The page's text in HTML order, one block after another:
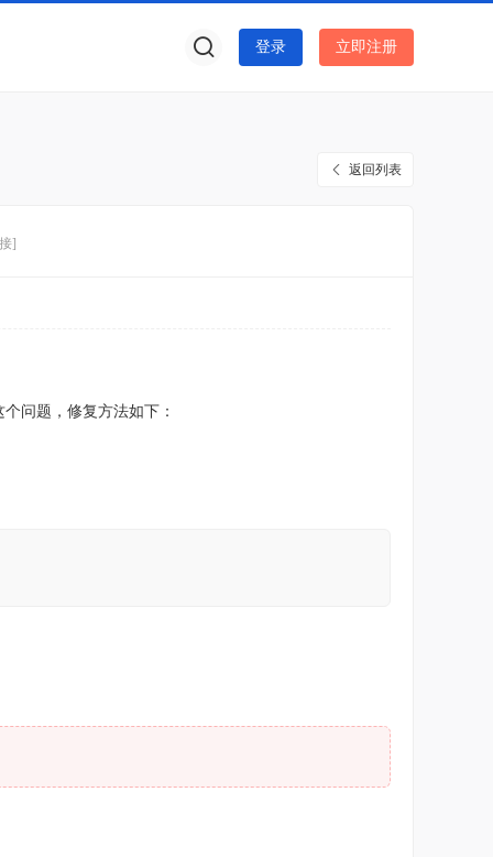
登录 立即注册
返回列表
]
问题，修复方法如下：